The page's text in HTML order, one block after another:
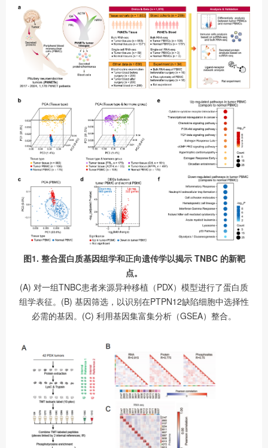
图1. 整合蛋白质基因组学和正向遗传学以揭示 TNBC 的新靶
点。
(A) 对一组TNBC患者来源异种移植（PDX）模型进行了蛋白质
组学表征。(B) 基因筛选，以识别在PTPN12缺陷细胞中选择性
必需的基因。(C) 利用基因集富集分析（GSEA）整合。